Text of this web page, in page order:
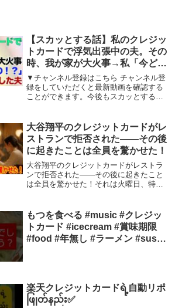
【スカッとする話】私のクレジッ
トカードで浮気出張中の夫。その
時、我が家が大火事→私「今どこ
にいるの！？」夫「家だけど？」
→何も知らずに帰宅した浮気夫
【修羅場】
▼チャンネル登録はこちら チャンネル登
録をしていただくと最新動画を確認する
ことができます。今後もスカッとする話
くお願いいたします！※登場する人物は
仮名です。実在する人物...
大谷翔平のクレジットカードがレ
ストランで拒否された——その後
に起きたことは全員を驚かせた！
大谷翔平のクレジットカードがレストラ
ンで拒否された——その後に起きたこと
は全員を驚かせた！それは火曜日、特別
週末までの時間をただ数えるだけの退屈
な一日かもしれない。しか...
もつを食べる #music #クレジッ
トカード #icecream #賞味期限
#food #年無し #ラーメン #sushi
楽天クレジットカードရဲ့自動リポ
ဖြုတ်နည်း✅